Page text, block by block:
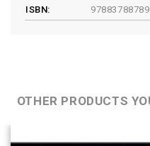
ISBN:
OTHER PRODUCTS